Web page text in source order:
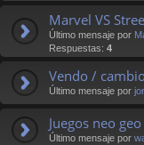
Marvel VS
Último mensaje por
Respuestas: 4
Vendo /
Último mensaje por
Juegos neo
Último mensaje por